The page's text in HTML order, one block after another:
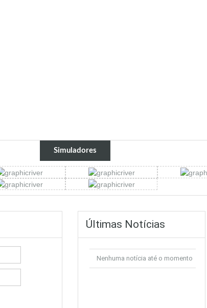
Simuladores
Últimas Notícias
Nenhuma notícia até o momento